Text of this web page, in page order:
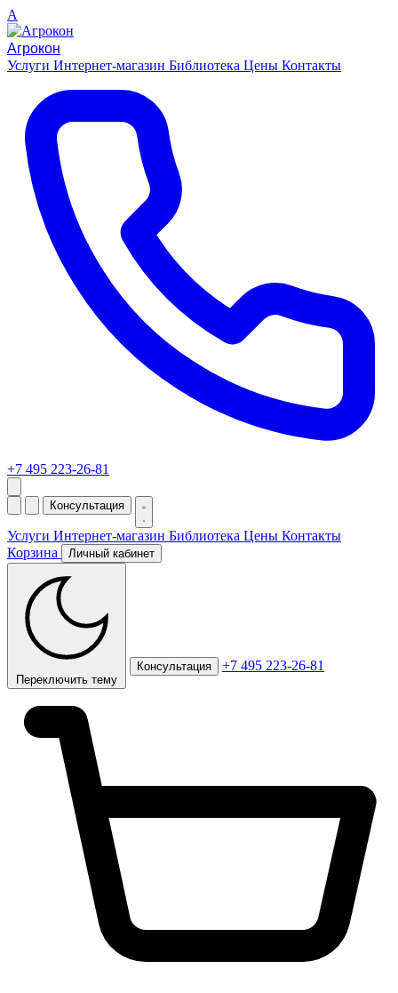
A
Агрокон
Услуги Интернет-магазин Библиотека Цены Контакты
+7 495 223-26-81
Консультация
Услуги Интернет-магазин Библиотека Цены Контакты
Корзина
Личный кабинет
Переключить тему
Консультация +7 495 223-26-81